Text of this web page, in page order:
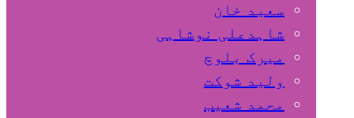
سعید خان
شاہدعلی نوشاہی
میرک بلوچ
ولید شوکت
محمد شعیب